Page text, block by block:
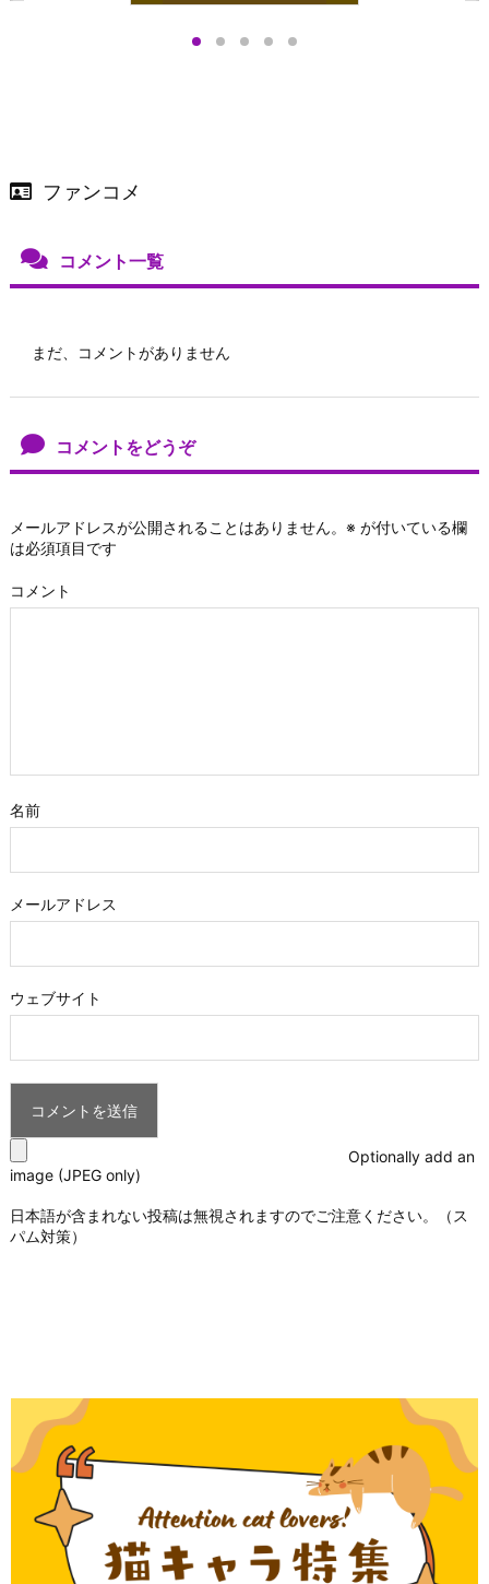
ップも渋谷Hz
ファンコメ
コメント一覧
まだ、コメントがありません
コメントをどうぞ
メールアドレスが公開されることはありません。 ※ が付いている欄
は必須項目です
コメント
名前
メールアドレス
ウェブサイト
Optionally add an
image (JPEG only)
日本語が含まれない投稿は無視されますのでご注意ください。（ス
パム対策）